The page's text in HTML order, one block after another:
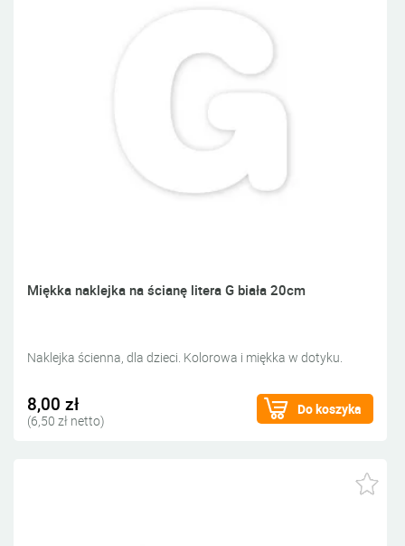
Miękka naklejka na ścianę litera G biała 20cm
Naklejka ścienna, dla dzieci. Kolorowa i miękka w dotyku.
8,00 zł
(6,50 zł netto)
Do koszyka